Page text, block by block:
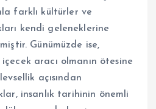
farklı kültürler ve
kendi geleneklerine
Günümüzde ise,
aracı olmanın ötesine
açısından
insanlık tarihinin önemli